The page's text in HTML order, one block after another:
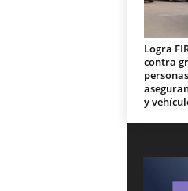
Logra
contra
y